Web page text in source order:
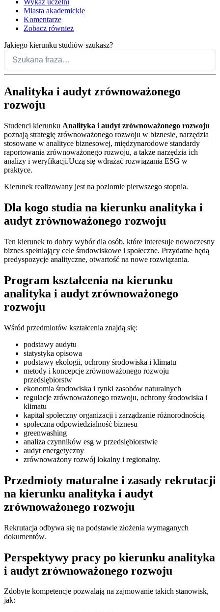
Wykaz uczelni
Miasta akademickie
Komentarze
Zobacz również
Jakiego kierunku studiów szukasz?
Analityka i audyt zrównoważonego
rozwoju
Studenci kierunku Analityka i audyt zrównoważonego rozwoju
poznają strategię zrównoważonego rozwoju w biznesie, narzędzia
stosowane w analityce biznesowej, międzynarodowe standardy
raportowania zrównoważonego rozwoju, a także narzędzia ich
analizy i weryfikacji.Uczą się wdrażać rozwiązania ESG w
praktyce.
Kierunek realizowany jest na poziomie pierwszego stopnia.
Dla kogo studia na kierunku analityka i
audyt zrównoważonego rozwoju
Ten kierunek to dobry wybór dla osób, które interesuje nowoczesny
biznes spełniający cele środowiskowe i społeczne. Przydatne będą
predyspozycje analityczne, otwartość na nowe rozwiązania.
Program kształcenia na kierunku
analityka i audyt zrównoważonego
rozwoju
Wśród przedmiotów kształcenia znajdą się:
podstawy audytu
statystyka opisowa
podstawy ekologii, ochrony środowiska i klimatu
metody i koncepcje zrównoważonego rozwoju
przedsiębiorstw
ekonomia środowiska i rynki zasobów naturalnych
regulacje zrównoważonego rozwoju, ochrony środowiska i
klimatu
kapitał społeczny organizacji i zarządzanie różnorodnością
społeczna odpowiedzialność biznesu
greenwashing
analiza czynników esg w przedsiębiorstwie
audyt energetyczny
zrównoważony rozwój lokalny i regionalny.
Przedmioty maturalne i zasady rekrutacji
na kierunku analityka i audyt
zrównoważonego rozwoju
Rekrutacja odbywa się na podstawie złożenia wymaganych
dokumentów.
Perspektywy pracy po kierunku analityka
i audyt zrównoważonego rozwoju
Zdobyte kompetencje pozwalają na zajmowanie takich stanowisk,
jak: